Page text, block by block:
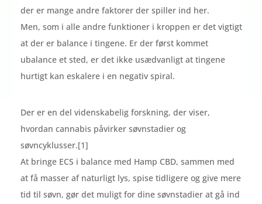
der er mange andre faktorer der spiller ind her.
Men, som i alle andre funktioner i kroppen er det vigtigt
at der er balance i tingene. Er der først kommet
ubalance et sted, er det ikke usædvanligt at tingene
hurtigt kan eskalere i en negativ spiral.
Der er en del videnskabelig forskning, der viser,
hvordan cannabis påvirker søvnstadier og
søvncyklusser.[1]
At bringe ECS i balance med Hamp CBD, sammen med
at få masser af naturligt lys, spise tidligere og give mere
tid til søvn, gør det muligt for dine søvnstadier at gå ind